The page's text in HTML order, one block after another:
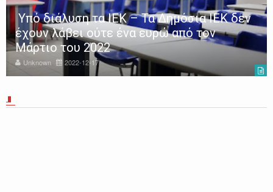
Υπό διάλυση τα ΙΕΚ – Τα Δημόσια ΙΕΚ δεν
έχουν λάβει ούτε ένα ευρώ από τον
Μάρτιο του 2022
Unknown 2022-12-17